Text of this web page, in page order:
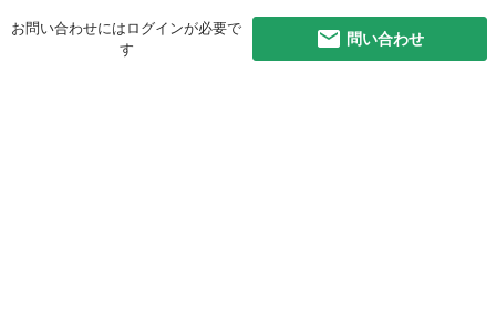
お問い合わせにはログインが必要で
す
問い合わせ